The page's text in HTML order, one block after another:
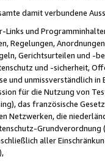
damit verbundene
Links und
Regelungen,
Gerichtsurteilen und -
und -sicherheit,
und unmissverständlich
für die Nutzung von
das französische
Netzwerken, die
aller